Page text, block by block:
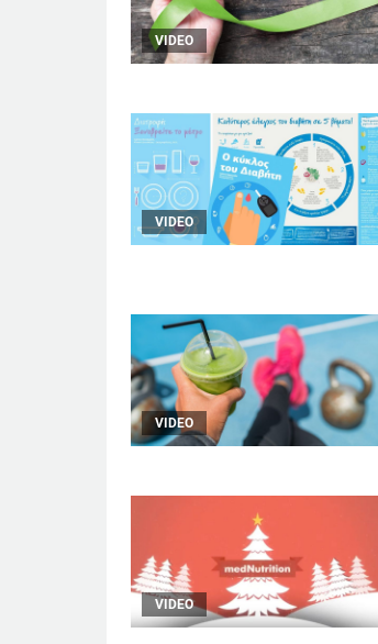
VIDEO
VIDEO
VIDEO
VIDEO